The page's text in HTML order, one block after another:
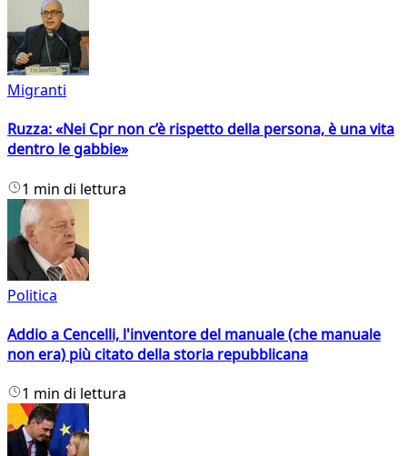
Migranti
Ruzza: «Nei Cpr non c’è rispetto della persona, è una vita
dentro le gabbie»
1 min di lettura
Politica
Addio a Cencelli, l'inventore del manuale (che manuale
non era) più citato della storia repubblicana
1 min di lettura